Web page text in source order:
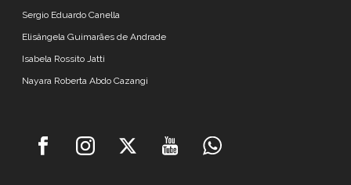
Sergio Eduardo Canella
Elisângela Guimarães de Andrade
Isabela Rossito Jatti
Nayara Roberta Abdo Cazangi